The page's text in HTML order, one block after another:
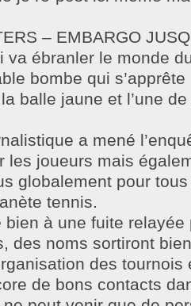
– EMBARGO
va ébranler le monde
bombe qui
balle jaune et l’une
a mené
les joueurs mais
globalement pour
tennis.
bien à une fuite
des noms sortiront
des tournois
de bons contacts